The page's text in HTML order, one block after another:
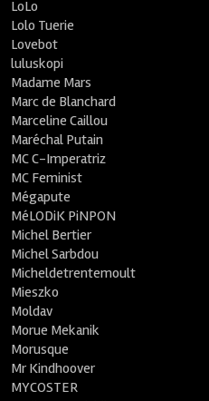
LoLo
Lolo Tuerie
Lovebot
luluskopi
Madame Mars
Marc de Blanchard
Marceline Caillou
Maréchal Putain
MC C-Imperatriz
MC Feminist
Mégapute
MéLODiK PiNPON
Michel Bertier
Michel Sarbdou
Micheldetrentemoult
Mieszko
Moldav
Morue Mekanik
Morusque
Mr Kindhoover
MYCOSTER